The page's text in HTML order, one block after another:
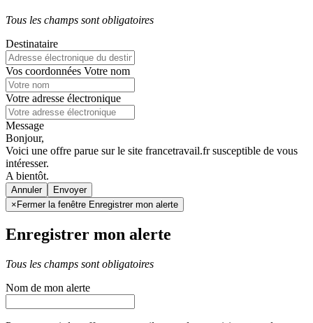
Tous les champs sont obligatoires
Destinataire
Vos coordonnées Votre nom
Votre adresse électronique
Message
Bonjour,
Voici une offre parue sur le site francetravail.fr susceptible de vous
intéresser.
A bientôt.
Annuler
×Fermer la fenêtre Enregistrer mon alerte
Enregistrer mon alerte
Tous les champs sont obligatoires
Nom de mon alerte